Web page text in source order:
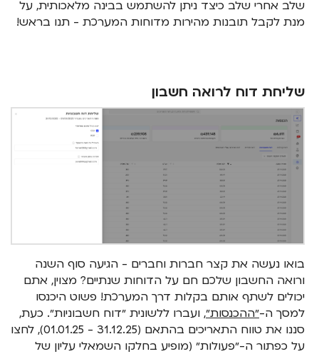
שלב אחרי שלב כיצד ניתן להשתמש בבינה מלאכותית, על
מנת לקבל תובנות מהירות מדוחות המערכת - תנו בראש!
שליחת דוח לרואה חשבון
בואו נעשה את קצר חברות וחברים - הגיעה סוף השנה
ורואה החשבון שלכם חם על הדוחות שנתיים? מצוין, אתם
יכולים לשתף אותם בקלות דרך המערכת! פשוט היכנסו
למסך ה-״ההכנסות״, ועברו ללשונית ״דוח חשבוניות״. כעת,
סננו את טווח התאריכים בהתאם (31.12.25 - 01.01.25), לחצו
על כפתור ה-״פעולות״ (מופיע בחלקו השמאלי עליון של